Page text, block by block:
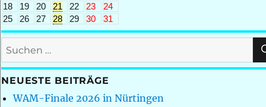
18
19 20 21 22 23
24
25
26 27 28 29 30 31
Suchen
nach:
NEUESTE BEITRÄGE
WAM-Finale 2026 in Nürtingen